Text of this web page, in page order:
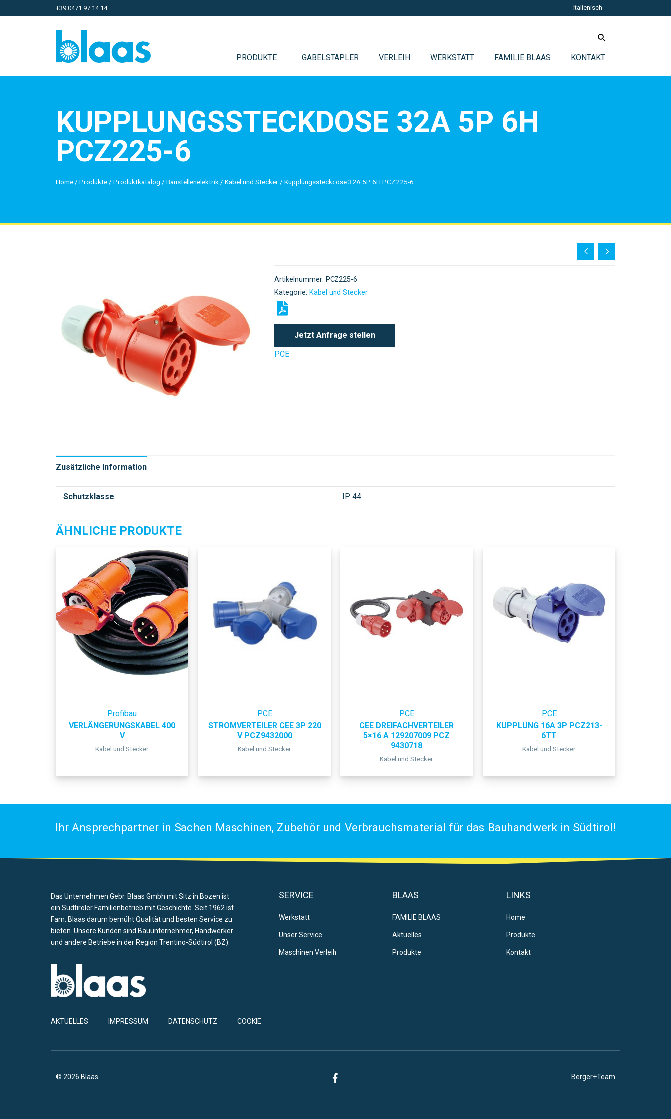
+39 0471 97 14 14 Italienisch
PRODUKTE GABELSTAPLER VERLEIH WERKSTATT FAMILIE BLAAS KONTAKT
KUPPLUNGSSTECKDOSE 32A 5P 6H
PCZ225-6
Home / Produkte / Produktkatalog / Baustellenelektrik / Kabel und Stecker / Kupplungssteckdose 32A 5P 6H PCZ225-6
Artikelnummer: PCZ225-6
Kategorie: Kabel und Stecker
Jetzt Anfrage stellen
PCE
Zusätzliche Information
Schutzklasse IP 44
ÄHNLICHE PRODUKTE
Profibau
VERLÄNGERUNGSKABEL 400
V
Kabel und Stecker
PCE
STROMVERTEILER CEE 3P 220
V PCZ9432000
Kabel und Stecker
PCE
CEE DREIFACHVERTEILER
5×16 A 129207009 PCZ
9430718
Kabel und Stecker
PCE
KUPPLUNG 16A 3P PCZ213-
6TT
Kabel und Stecker
Ihr Ansprechpartner in Sachen Maschinen, Zubehör und Verbrauchsmaterial für das Bauhandwerk in Südtirol!
Das Unternehmen Gebr. Blaas Gmbh mit Sitz in Bozen ist
ein Südtiroler Familienbetrieb mit Geschichte. Seit 1962 ist
Fam. Blaas darum bemüht Qualität und besten Service zu
bieten. Unsere Kunden sind Bauunternehmer, Handwerker
und andere Betriebe in der Region Trentino-Südtirol (BZ).
SERVICE
Werkstatt
Unser Service
Maschinen Verleih
BLAAS
FAMILIE BLAAS
Aktuelles
Produkte
LINKS
Home
Produkte
Kontakt
AKTUELLES IMPRESSUM DATENSCHUTZ COOKIE
© 2026 Blaas Berger+Team